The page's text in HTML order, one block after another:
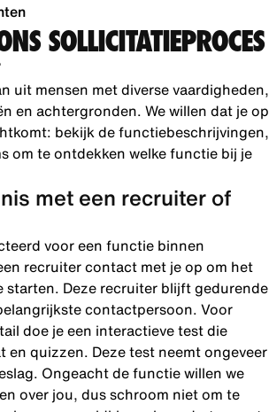
SOLLICITATIEPROCES
uit mensen met diverse vaardigheden,
en achtergronden. We willen dat je op
bekijk de functiebeschrijvingen,
om te ontdekken welke functie bij je
met een recruiter of
voor een functie binnen
recruiter contact met je op om het
Deze recruiter blijft gedurende
contactpersoon. Voor
doe je een interactieve test die
en quizzen. Deze test neemt ongeveer
Ongeacht de functie willen we
over jou, dus schroom niet om te